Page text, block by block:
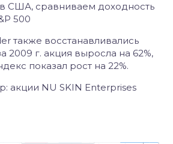
в США, сравниваем доходность
500
также восстанавливались
2009 г. акция выросла на 62%,
показал рост на 22%.
акции NU SKIN Enterprises